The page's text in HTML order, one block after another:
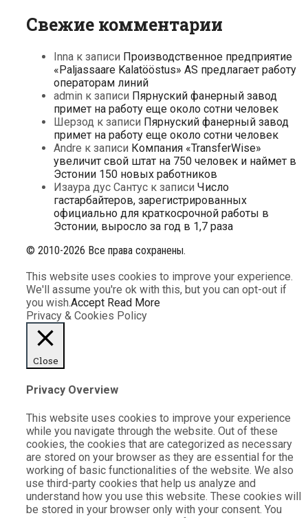
Свежие комментарии
Inna к записи Производственное предприятие
«Paljassaare Kalatööstus» AS предлагает работу
операторам линий
admin к записи Пярнуский фанерный завод
примет на работу еще около сотни человек
Шерзод к записи Пярнуский фанерный завод
примет на работу еще около сотни человек
Andre к записи Компания «TransferWise»
увеличит свой штат на 750 человек и наймет в
Эстонии 150 новых работников
Изаура дус Сантус к записи Число
гастарбайтеров, зарегистрированных
официально для краткосрочной работы в
Эстонии, выросло за год в 1,7 раза
© 2010-2026 Все права сохранены.
This website uses cookies to improve your experience.
We'll assume you're ok with this, but you can opt-out if
you wish.Accept Read More
Privacy & Cookies Policy
Close
Privacy Overview
This website uses cookies to improve your experience
while you navigate through the website. Out of these
cookies, the cookies that are categorized as necessary
are stored on your browser as they are essential for the
working of basic functionalities of the website. We also
use third-party cookies that help us analyze and
understand how you use this website. These cookies will
be stored in your browser only with your consent. You